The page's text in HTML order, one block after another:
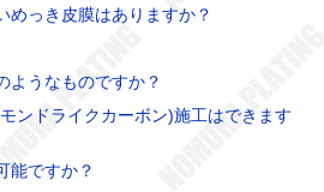
めっき皮膜はありますか？
ようなものですか？
ンドライクカーボン)施工はできます
能ですか？